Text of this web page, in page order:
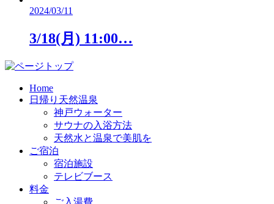
2024/03/11
3/18(月) 11:00…
Home
日帰り天然温泉
神戸ウォーター
サウナの入浴方法
天然水と温泉で美肌を
ご宿泊
宿泊施設
テレビブース
料金
ご入湯費